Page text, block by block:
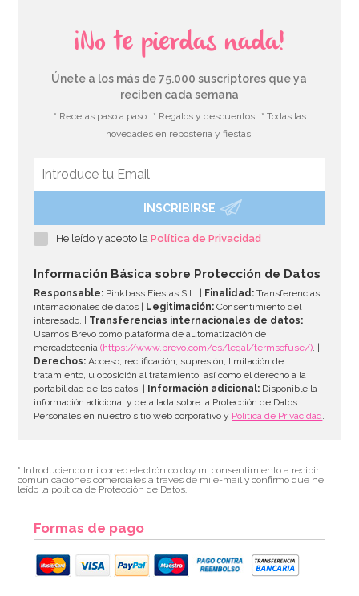
Kit de troqueladoras, tijeras y estampadores para
Sugarcraft
AÑADIR
¡No te pierdas nada!
Únete a los más de 75.000 suscriptores que ya
reciben cada semana
* Recetas paso a paso * Regalos y descuentos
* Todas las
novedades en repostería y fiestas
INSCRIBIRSE
He leído y acepto laPolítica de Privacidad
Información Básica sobre Protección de Datos
Responsable: Pinkbass Fiestas S.L. | Finalidad: Transferencias
internacionales de datos |
Legitimación: Consentimiento del
interesado. | Transferencias internacionales de datos:
Usamos Brevo como plataforma de automatización de
mercadotecnia(https://www.brevo.com/es/legal/termsofuse/). |
Derechos: Acceso, rectificación, supresión, limitación de
tratamiento, u oposición al tratamiento, así como el derecho a la
portabilidad de los datos. |
Información adicional: Disponible la
información adicional y detallada sobre la Protección de Datos
Personales en nuestro sitio web corporativo y Política de Privacidad.
* Introduciendo mi correo electrónico doy mi consentimiento a recibir
comunicaciones comerciales a través de mi e-mail y confirmo que he
leído la política de Protección de Datos.
Formas de pago